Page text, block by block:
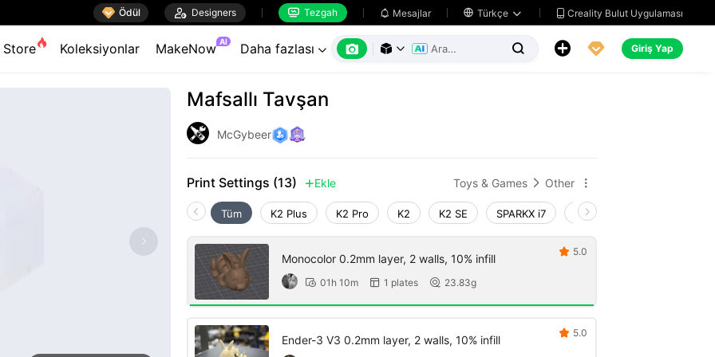
 Ödül  Designers  Tezgah  Mesajlar  Türkçe   Creality Bulut Uygulaması
Store Koleksiyonlar MakeNow AI Daha fazlası        Giriş Yap
Mafsallı Tavşan
McGybeer
Print Settings (13)  Ekle Toys & Games  Other 
Tüm K2 Plus K2 Pro K2 K2 SE SPARKX i7 Creality Hi
Monocolor 0.2mm layer, 2 walls, 10% infill
 01h 10m  1 plates  23.83g
 5.0
Ender-3 V3 0.2mm layer, 2 walls, 10% infill
 5.0